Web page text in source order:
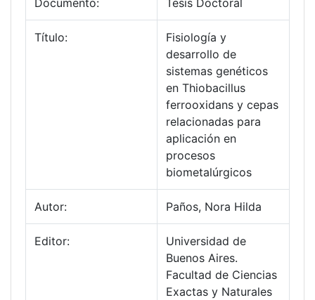
Documento: Tesis Doctoral
Título:
Fisiología y
desarrollo de
sistemas genéticos
en Thiobacillus
ferrooxidans y cepas
relacionadas para
aplicación en
procesos
biometalúrgicos
Autor: Paños, Nora Hilda
Editor:
Universidad de
Buenos Aires.
Facultad de Ciencias
Exactas y Naturales